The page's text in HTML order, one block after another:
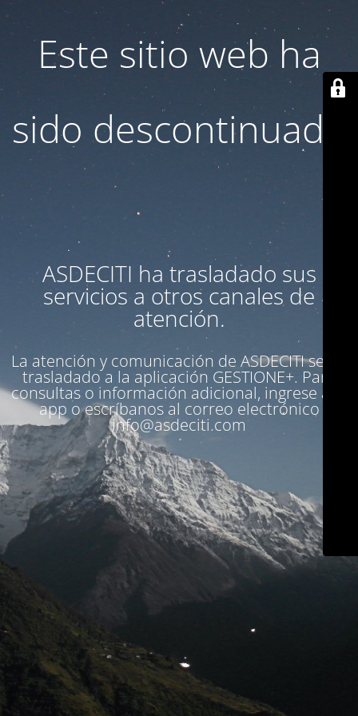
Este sitio web ha
sido descontinuado
ASDECITI ha trasladado sus
servicios a otros canales de
atención.
La atención y comunicación de ASDECITI se ha
trasladado a la aplicación GESTIONE+. Para
consultas o información adicional, ingrese a la
app o escríbanos al correo electrónico
info@asdeciti.com